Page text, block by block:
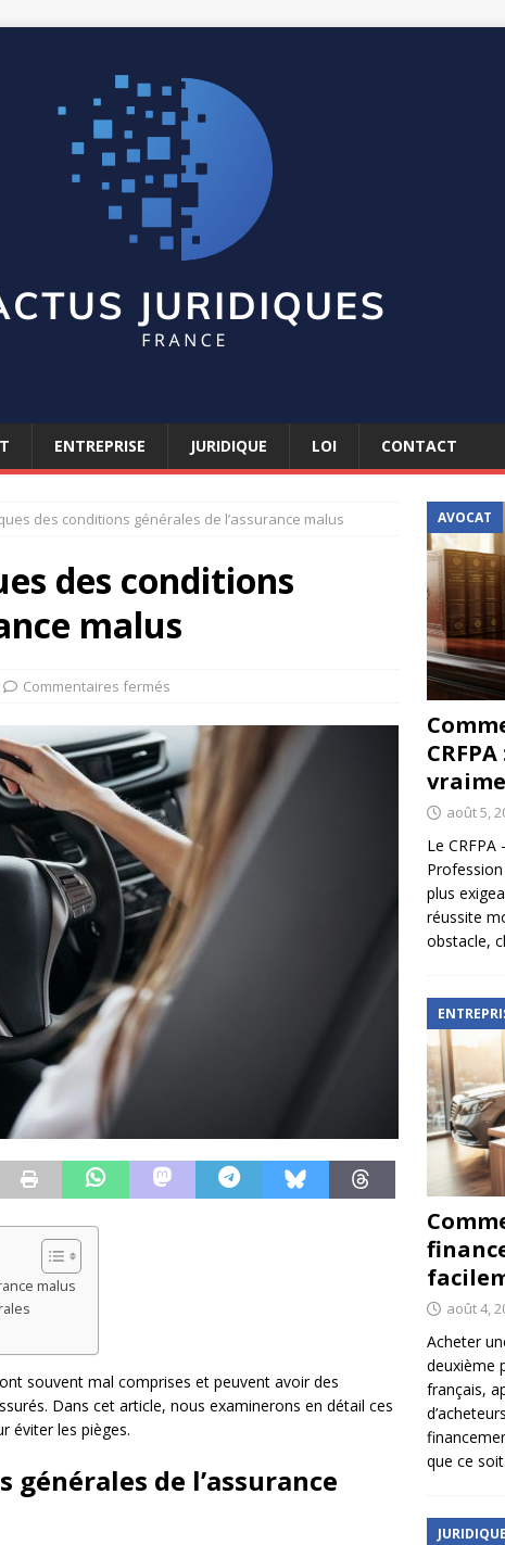
ENTREPRISE JURIDIQUE LOI CONTACT
des conditions générales de l’assurance malus
des conditions
malus
Commentaires fermés
malus
souvent mal comprises et peuvent avoir des
Dans cet article, nous examinerons en détail ces
éviter les pièges.
de l’assurance
AVOCAT
août 5,
Le
plus
réussite
obstacle,
août 4,
Acheter
deuxième
français,
que ce
JURIDIQUE